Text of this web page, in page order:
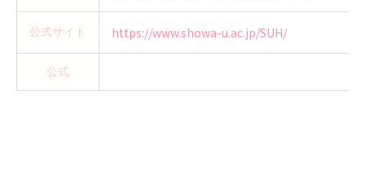
公式サイト https://www.showa-u.ac.jp/SUH/
公式